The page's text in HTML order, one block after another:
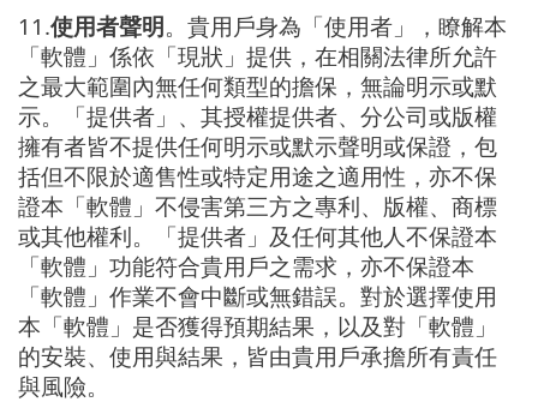
11.使用者聲明。貴用戶身為「使用者」，瞭解本
「軟體」係依「現狀」提供，在相關法律所允許
之最大範圍內無任何類型的擔保，無論明示或默
示。「提供者」、其授權提供者、分公司或版權
擁有者皆不提供任何明示或默示聲明或保證，包
括但不限於適售性或特定用途之適用性，亦不保
證本「軟體」不侵害第三方之專利、版權、商標
或其他權利。「提供者」及任何其他人不保證本
「軟體」功能符合貴用戶之需求，亦不保證本
「軟體」作業不會中斷或無錯誤。對於選擇使用
本「軟體」是否獲得預期結果，以及對「軟體」
的安裝、使用與結果，皆由貴用戶承擔所有責任
與風險。